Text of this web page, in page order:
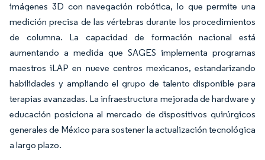
imágenes 3D con navegación robótica, lo que permite una
medición precisa de las vértebras durante los procedimientos
de columna. La capacidad de formación nacional está
aumentando a medida que SAGES implementa programas
maestros iLAP en nueve centros mexicanos, estandarizando
habilidades y ampliando el grupo de talento disponible para
terapias avanzadas. La infraestructura mejorada de hardware y
educación posiciona al mercado de dispositivos quirúrgicos
generales de México para sostener la actualización tecnológica
a largo plazo.